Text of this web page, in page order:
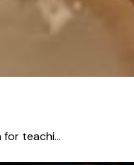
teachi...